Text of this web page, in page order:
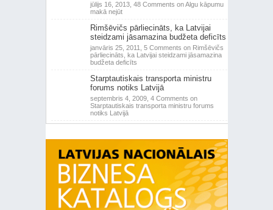
jūlijs 16, 2013, 48 Comments on Algu kāpumu
makā nejūt
Rimšēvičs pārliecināts, ka Latvijai
steidzami jāsamazina budžeta deficīts
janvāris 25, 2011, 5 Comments on Rimšēvičs
pārliecināts, ka Latvijai steidzami jāsamazina
budžeta deficīts
Starptautiskais transporta ministru
forums notiks Latvijā
septembris 4, 2009, 4 Comments on
Starptautiskais transporta ministru forums
notiks Latvijā